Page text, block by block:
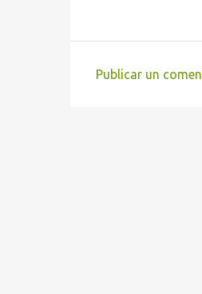
Publicar un